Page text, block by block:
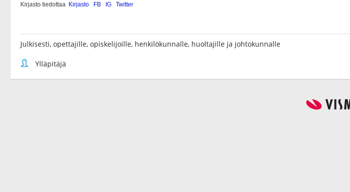
Julkisesti, opettajille, opiskelijoille, henkilökunnalle, huoltajille ja johtokunnalle
Ylläpitäjä